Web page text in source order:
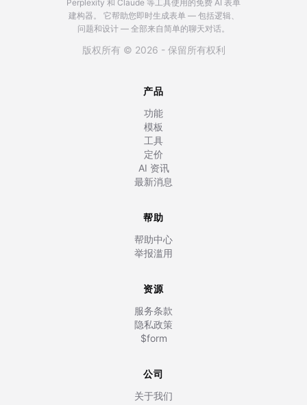
Perplexity 和 Claude 等工具使用的免费 AI 表单
建构器。
它帮助您即时生成表单 — 包括逻辑、
问题和设计 — 全部来自简单的聊天对话。
版权所有 © 2026 - 保留所有权利
产品
功能
模板
工具
定价
AI 资讯
最新消息
帮助
帮助中心
举报滥用
资源
服务条款
隐私政策
$form
公司
关于我们